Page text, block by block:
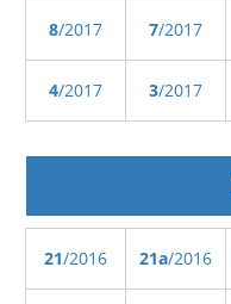
8/2017 7/2017
4/2017 3/2017
21/2016 21a/2016